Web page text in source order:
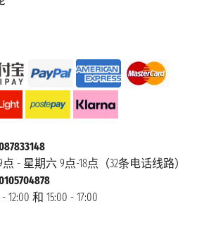
- 星期六 9点-18点（32条电话线路）
和 15:00 - 17:00